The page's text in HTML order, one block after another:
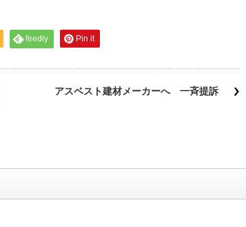
feedly Pin it
アスベスト建材メーカーへ 一斉提訴